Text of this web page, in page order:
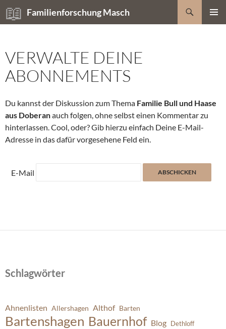
Zum
Inhalt
Familienforschung Masch
Suchen
VERWALTE DEINE
ABONNEMENTS
Du kannst der Diskussion zum Thema Familie Bull und Haase
aus Doberanauch folgen, ohne selbst einen Kommentar zu
hinterlassen. Cool, oder? Gib hierzu einfach Deine E-Mail-
Adresse in das dafür vorgesehene Feld ein.
E-Mail
Schlagwörter
Ahnenlisten Allershagen Althof Barten
Bartenshagen Bauernhof Blog Dethloff